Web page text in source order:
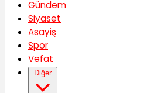
Gündem
Siyaset
Asayiş
Spor
Vefat
Diğer